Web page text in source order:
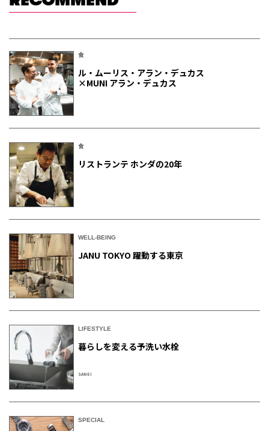
食
ル・ムーリス・アラン・デュカス
×MUNI アラン・デュカス
食
リストランテ ホンダの20年
WELL-BEING
JANU TOKYO 躍動する東京
LIFESTYLE
暮らしを変える予洗い水栓
SANEI
SPECIAL